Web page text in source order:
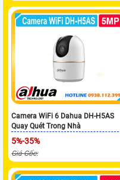
Camera WiFi 6 Dahua DH-H5AS
Quay Quét Trong Nhà
5%-35%
Giá Gốc: